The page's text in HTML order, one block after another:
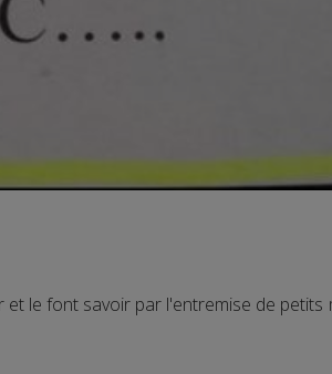
le font savoir par l'entremise de